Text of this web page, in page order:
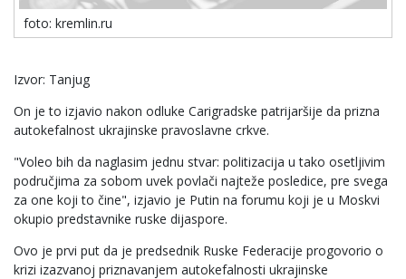
foto: kremlin.ru
Izvor: Tanjug
On je to izjavio nakon odluke Carigradske patrijaršije da prizna
autokefalnost ukrajinske pravoslavne crkve.
"Voleo bih da naglasim jednu stvar: politizacija u tako osetljivim
područjima za sobom uvek povlači najteže posledice, pre svega
za one koji to čine", izjavio je Putin na forumu koji je u Moskvi
okupio predstavnike ruske dijaspore.
Ovo je prvi put da je predsednik Ruske Federacije progovorio o
krizi izazvanoj priznavanjem autokefalnosti ukrajinske